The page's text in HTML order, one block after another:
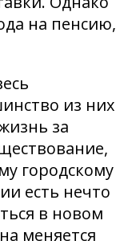
на пенсию,
из них
за
городскому
есть нечто
в новом
меняется